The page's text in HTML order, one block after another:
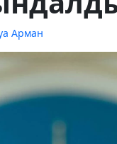
Арман